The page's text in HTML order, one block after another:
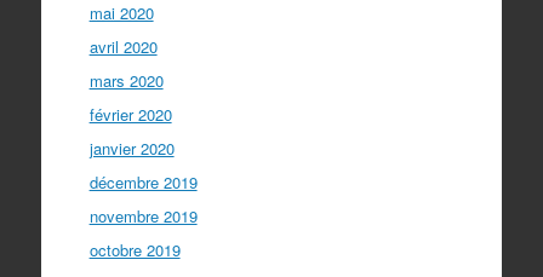
mai 2020
avril 2020
mars 2020
février 2020
janvier 2020
décembre 2019
novembre 2019
octobre 2019